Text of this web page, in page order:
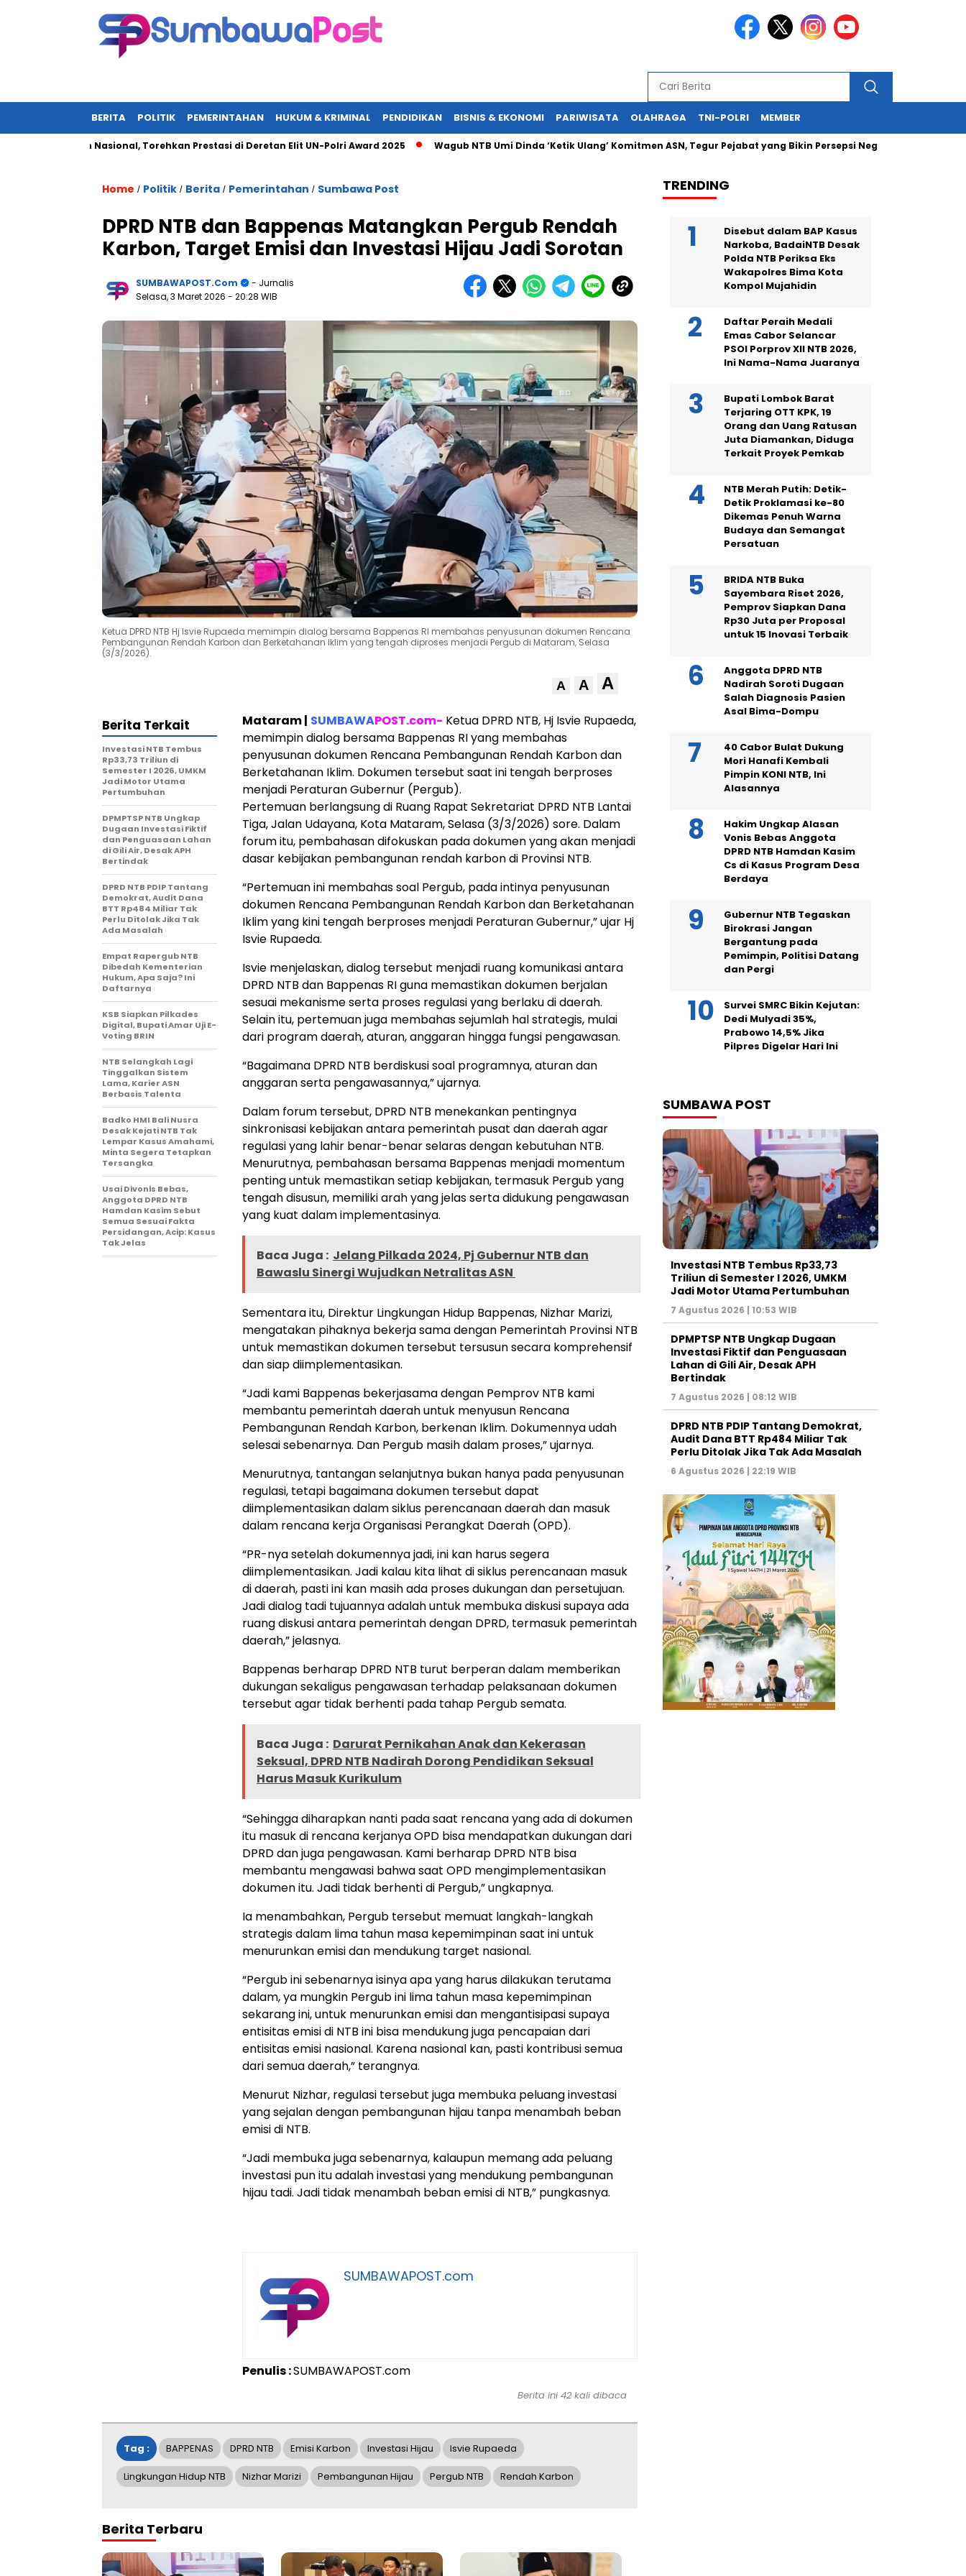
BERITA POLITIK PEMERINTAHAN HUKUM & KRIMINAL PENDIDIKAN BISNIS & EKONOMI PARIWISATA OLAHRAGA TNI-POLRI MEMBER
Sorotan Nasional, Torehkan Prestasi di Deretan Elit UN-Polri Award 2025 Wagub NTB Umi Dinda ‘Ketik Ulang’ Komitmen ASN, Tegur Pejabat yang Bikin Persepsi Negatif
Home / Politik / Berita / Pemerintahan / Sumbawa Post
DPRD NTB dan Bappenas Matangkan Pergub Rendah
Karbon, Target Emisi dan Investasi Hijau Jadi Sorotan
SUMBAWAPOST.com
- Jurnalis
Selasa, 3 Maret 2026 - 20:28 WIB
Ketua DPRD NTB Hj Isvie Rupaeda memimpin dialog bersama Bappenas RI membahas penyusunan dokumen Rencana
Pembangunan Rendah Karbon dan Berketahanan Iklim yang tengah diproses menjadi Pergub di Mataram, Selasa
(3/3/2026).
A A A
Mataram | SUMBAWAPOST.com- Ketua DPRD NTB, Hj Isvie Rupaeda,
memimpin dialog bersama Bappenas RI yang membahas
penyusunan dokumen Rencana Pembangunan Rendah Karbon dan
Berketahanan Iklim. Dokumen tersebut saat ini tengah berproses
menjadi Peraturan Gubernur (Pergub).
Pertemuan berlangsung di Ruang Rapat Sekretariat DPRD NTB Lantai
Tiga, Jalan Udayana, Kota Mataram, Selasa (3/3/2026) sore. Dalam
forum itu, pembahasan difokuskan pada dokumen yang akan menjadi
dasar kebijakan pembangunan rendah karbon di Provinsi NTB.
“Pertemuan ini membahas soal Pergub, pada intinya penyusunan
dokumen Rencana Pembangunan Rendah Karbon dan Berketahanan
Iklim yang kini tengah berproses menjadi Peraturan Gubernur,” ujar Hj
Isvie Rupaeda.
Isvie menjelaskan, dialog tersebut menjadi ruang komunikasi antara
DPRD NTB dan Bappenas RI guna memastikan dokumen berjalan
sesuai mekanisme serta proses regulasi yang berlaku di daerah.
Selain itu, pertemuan juga membahas sejumlah hal strategis, mulai
dari program daerah, aturan, anggaran hingga fungsi pengawasan.
“Bagaimana DPRD NTB berdiskusi soal programnya, aturan dan
anggaran serta pengawasannya,” ujarnya.
Dalam forum tersebut, DPRD NTB menekankan pentingnya
sinkronisasi kebijakan antara pemerintah pusat dan daerah agar
regulasi yang lahir benar-benar selaras dengan kebutuhan NTB.
Menurutnya, pembahasan bersama Bappenas menjadi momentum
penting untuk memastikan setiap kebijakan, termasuk Pergub yang
tengah disusun, memiliki arah yang jelas serta didukung pengawasan
yang kuat dalam implementasinya.
Baca Juga : Jelang Pilkada 2024, Pj Gubernur NTB dan
Bawaslu Sinergi Wujudkan Netralitas ASN
Sementara itu, Direktur Lingkungan Hidup Bappenas, Nizhar Marizi,
mengatakan pihaknya bekerja sama dengan Pemerintah Provinsi NTB
untuk memastikan dokumen tersebut tersusun secara komprehensif
dan siap diimplementasikan.
“Jadi kami Bappenas bekerjasama dengan Pemprov NTB kami
membantu pemerintah daerah untuk menyusun Rencana
Pembangunan Rendah Karbon, berkenan Iklim. Dokumennya udah
selesai sebenarnya. Dan Pergub masih dalam proses,” ujarnya.
Menurutnya, tantangan selanjutnya bukan hanya pada penyusunan
regulasi, tetapi bagaimana dokumen tersebut dapat
diimplementasikan dalam siklus perencanaan daerah dan masuk
dalam rencana kerja Organisasi Perangkat Daerah (OPD).
“PR-nya setelah dokumennya jadi, ini kan harus segera
diimplementasikan. Jadi kalau kita lihat di siklus perencanaan masuk
di daerah, pasti ini kan masih ada proses dukungan dan persetujuan.
Jadi dialog tadi tujuannya adalah untuk membuka diskusi supaya ada
ruang diskusi antara pemerintah dengan DPRD, termasuk pemerintah
daerah,” jelasnya.
Bappenas berharap DPRD NTB turut berperan dalam memberikan
dukungan sekaligus pengawasan terhadap pelaksanaan dokumen
tersebut agar tidak berhenti pada tahap Pergub semata.
Baca Juga : Darurat Pernikahan Anak dan Kekerasan
Seksual, DPRD NTB Nadirah Dorong Pendidikan Seksual
Harus Masuk Kurikulum
“Sehingga diharapkan nanti pada saat rencana yang ada di dokumen
itu masuk di rencana kerjanya OPD bisa mendapatkan dukungan dari
DPRD dan juga pengawasan. Kami berharap DPRD NTB bisa
membantu mengawasi bahwa saat OPD mengimplementasikan
dokumen itu. Jadi tidak berhenti di Pergub,” ungkapnya.
Ia menambahkan, Pergub tersebut memuat langkah-langkah
strategis dalam lima tahun masa kepemimpinan saat ini untuk
menurunkan emisi dan mendukung target nasional.
“Pergub ini sebenarnya isinya apa yang harus dilakukan terutama
dalam, ya mungkin Pergub ini lima tahun masa kepemimpinan
sekarang ini, untuk menurunkan emisi dan mengantisipasi supaya
entisitas emisi di NTB ini bisa mendukung juga pencapaian dari
entisitas emisi nasional. Karena nasional kan, pasti kontribusi semua
dari semua daerah,” terangnya.
Menurut Nizhar, regulasi tersebut juga membuka peluang investasi
yang sejalan dengan pembangunan hijau tanpa menambah beban
emisi di NTB.
“Jadi membuka juga sebenarnya, kalaupun memang ada peluang
investasi pun itu adalah investasi yang mendukung pembangunan
hijau tadi. Jadi tidak menambah beban emisi di NTB,” pungkasnya.
SUMBAWAPOST.com
Penulis :SUMBAWAPOST.com
Berita Terkait
Investasi NTB Tembus
Rp33,73 Triliun di
Semester I 2026, UMKM
Jadi Motor Utama
Pertumbuhan
DPMPTSP NTB Ungkap
Dugaan Investasi Fiktif
dan Penguasaan Lahan
di Gili Air, Desak APH
Bertindak
DPRD NTB PDIP Tantang
Demokrat, Audit Dana
BTT Rp484 Miliar Tak
Perlu Ditolak Jika Tak
Ada Masalah
Empat Rapergub NTB
Dibedah Kementerian
Hukum, Apa Saja? Ini
Daftarnya
KSB Siapkan Pilkades
Digital, Bupati Amar Uji E-
Voting BRIN
NTB Selangkah Lagi
Tinggalkan Sistem
Lama, Karier ASN
Berbasis Talenta
Badko HMI Bali Nusra
Desak Kejati NTB Tak
Lempar Kasus Amahami,
Minta Segera Tetapkan
Tersangka
Usai Divonis Bebas,
Anggota DPRD NTB
Hamdan Kasim Sebut
Semua Sesuai Fakta
Persidangan, Acip: Kasus
Tak Jelas
Berita ini 42 kali dibaca
Tag : BAPPENAS DPRD NTB Emisi Karbon Investasi Hijau Isvie Rupaeda
Lingkungan Hidup NTB Nizhar Marizi Pembangunan Hijau Pergub NTB Rendah Karbon
Berita Terbaru
TRENDING
Disebut dalam BAP Kasus
Narkoba, BadaiNTB Desak
Polda NTB Periksa Eks
Wakapolres Bima Kota
Kompol Mujahidin
Daftar Peraih Medali
Emas Cabor Selancar
PSOI Porprov XII NTB 2026,
Ini Nama-Nama Juaranya
Bupati Lombok Barat
Terjaring OTT KPK, 19
Orang dan Uang Ratusan
Juta Diamankan, Diduga
Terkait Proyek Pemkab
NTB Merah Putih: Detik-
Detik Proklamasi ke-80
Dikemas Penuh Warna
Budaya dan Semangat
Persatuan
BRIDA NTB Buka
Sayembara Riset 2026,
Pemprov Siapkan Dana
Rp30 Juta per Proposal
untuk 15 Inovasi Terbaik
Anggota DPRD NTB
Nadirah Soroti Dugaan
Salah Diagnosis Pasien
Asal Bima-Dompu
40 Cabor Bulat Dukung
Mori Hanafi Kembali
Pimpin KONI NTB, Ini
Alasannya
Hakim Ungkap Alasan
Vonis Bebas Anggota
DPRD NTB Hamdan Kasim
Cs di Kasus Program Desa
Berdaya
Gubernur NTB Tegaskan
Birokrasi Jangan
Bergantung pada
Pemimpin, Politisi Datang
dan Pergi
Survei SMRC Bikin Kejutan:
Dedi Mulyadi 35%,
Prabowo 14,5% Jika
Pilpres Digelar Hari Ini
SUMBAWA POST
Investasi NTB Tembus Rp33,73
Triliun di Semester I 2026, UMKM
Jadi Motor Utama Pertumbuhan
7 Agustus 2026 | 10:53 WIB
DPMPTSP NTB Ungkap Dugaan
Investasi Fiktif dan Penguasaan
Lahan di Gili Air, Desak APH
Bertindak
7 Agustus 2026 | 08:12 WIB
DPRD NTB PDIP Tantang Demokrat,
Audit Dana BTT Rp484 Miliar Tak
Perlu Ditolak Jika Tak Ada Masalah
6 Agustus 2026 | 22:19 WIB